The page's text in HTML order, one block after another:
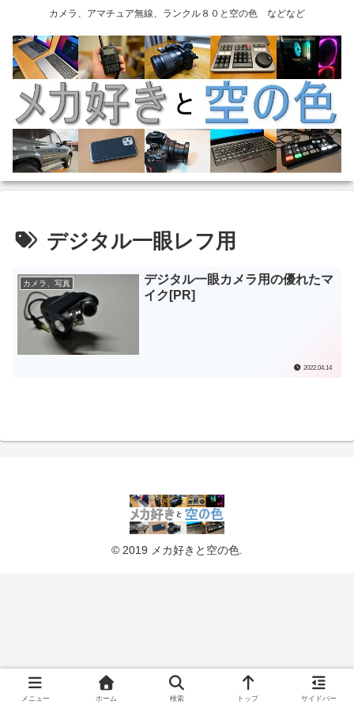
カメラ、アマチュア無線、ランクル８０と空の色 などなど
デジタル一眼レフ用
カメラ、写真
デジタル一眼カメラ用の優れたマ
イク[PR]
2022.04.14
© 2019 メカ好きと空の色.
メニュー ホーム 検索 トップ サイドバー